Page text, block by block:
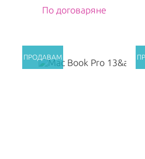
По договаряне